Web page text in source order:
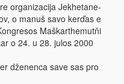
organizacija Jekhetane-
o manuš savo kerďas e
Maškarthemutňi
o 24. u 28. julos 2000
dženenca save sas pro